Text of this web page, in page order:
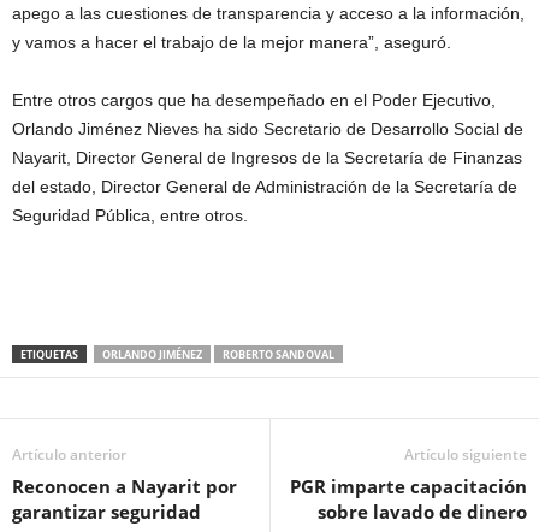
apego a las cuestiones de transparencia y acceso a la información,
y vamos a hacer el trabajo de la mejor manera”, aseguró.
Entre otros cargos que ha desempeñado en el Poder Ejecutivo,
Orlando Jiménez Nieves ha sido Secretario de Desarrollo Social de
Nayarit, Director General de Ingresos de la Secretaría de Finanzas
del estado, Director General de Administración de la Secretaría de
Seguridad Pública, entre otros.
ETIQUETAS ORLANDO JIMÉNEZ ROBERTO SANDOVAL
Artículo anterior
Reconocen a Nayarit por
garantizar seguridad
Artículo siguiente
PGR imparte capacitación
sobre lavado de dinero